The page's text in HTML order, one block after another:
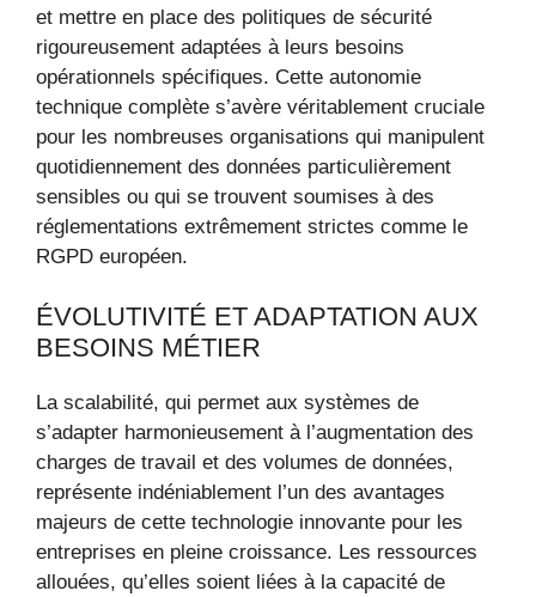
et mettre en place des politiques de sécurité
rigoureusement adaptées à leurs besoins
opérationnels spécifiques. Cette autonomie
technique complète s’avère véritablement cruciale
pour les nombreuses organisations qui manipulent
quotidiennement des données particulièrement
sensibles ou qui se trouvent soumises à des
réglementations extrêmement strictes comme le
RGPD européen.
ÉVOLUTIVITÉ ET ADAPTATION AUX
BESOINS MÉTIER
La scalabilité, qui permet aux systèmes de
s’adapter harmonieusement à l’augmentation des
charges de travail et des volumes de données,
représente indéniablement l’un des avantages
majeurs de cette technologie innovante pour les
entreprises en pleine croissance. Les ressources
allouées, qu’elles soient liées à la capacité de